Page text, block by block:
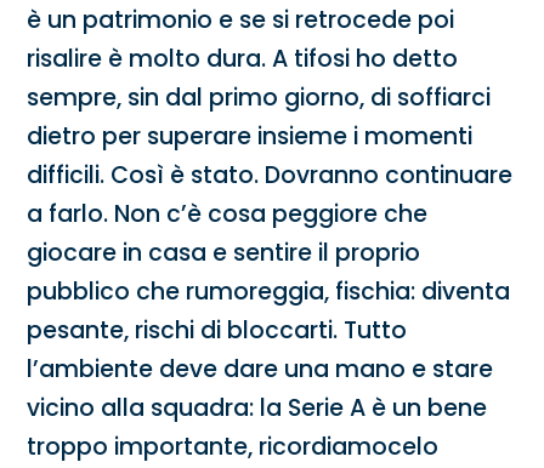
è un patrimonio e se si retrocede poi
risalire è molto dura. A tifosi ho detto
sempre, sin dal primo giorno, di soffiarci
dietro per superare insieme i momenti
difficili. Così è stato. Dovranno continuare
a farlo. Non c’è cosa peggiore che
giocare in casa e sentire il proprio
pubblico che rumoreggia, fischia: diventa
pesante, rischi di bloccarti. Tutto
l’ambiente deve dare una mano e stare
vicino alla squadra: la Serie A è un bene
troppo importante, ricordiamocelo